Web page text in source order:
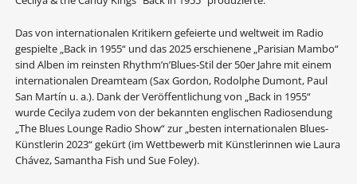
Das von internationalen Kritikern gefeierte und weltweit im Radio
gespielte „Back in 1955“ und das 2025 erschienene „Parisian Mambo“
sind Alben im reinsten Rhythm’n’Blues-Stil der 50er Jahre mit einem
internationalen Dreamteam (Sax Gordon, Rodolphe Dumont, Paul
San Martín u. a.). Dank der Veröffentlichung von „Back in 1955“
wurde Cecilya zudem von der bekannten englischen Radiosendung
„The Blues Lounge Radio Show“ zur „besten internationalen Blues-
Künstlerin 2023“ gekürt (im Wettbewerb mit Künstlerinnen wie Laura
Chávez, Samantha Fish und Sue Foley).